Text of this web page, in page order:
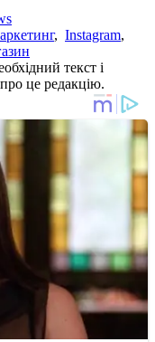
, Instagram,
текст і
це редакцію.